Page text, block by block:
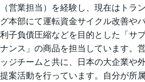
（営業担当）を経験し、現在はトラ
グ本部にて運転資金サイクル改善や
利子負債圧縮などを目的とした「サ
ナンス」の商品を担当しています。
ッジチームと共に、日本の大企業や
提案活動を行っています。自分が所